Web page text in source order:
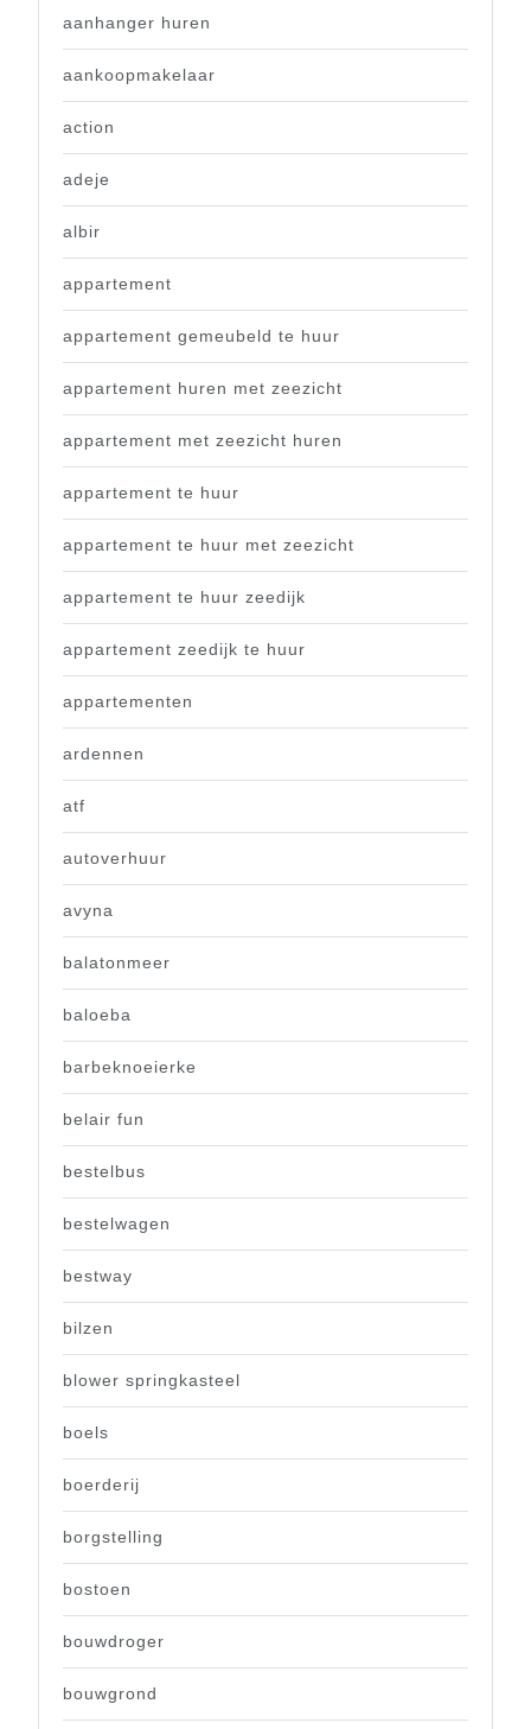
aanhanger huren
aankoopmakelaar
action
adeje
albir
appartement
appartement gemeubeld te huur
appartement huren met zeezicht
appartement met zeezicht huren
appartement te huur
appartement te huur met zeezicht
appartement te huur zeedijk
appartement zeedijk te huur
appartementen
ardennen
atf
autoverhuur
avyna
balatonmeer
baloeba
barbeknoeierke
belair fun
bestelbus
bestelwagen
bestway
bilzen
blower springkasteel
boels
boerderij
borgstelling
bostoen
bouwdroger
bouwgrond